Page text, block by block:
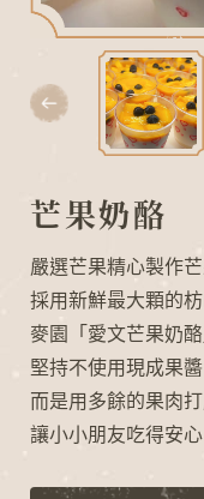
G
N
芒果奶酪
嚴選芒果精心製作
採用新鮮最大顆的
麥園「愛文芒果奶
堅持不使用現成果醬
而是用多餘的果肉
讓小小朋友吃得安心